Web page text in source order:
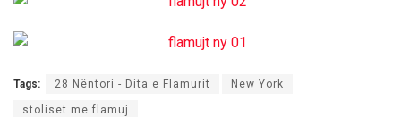
Tags: 28 Nëntori - Dita e Flamurit New York
stoliset me flamuj